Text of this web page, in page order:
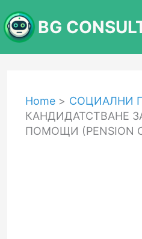
to
content
BG
Home
СОЦИАЛНИ
КАНДИДАТСТВАНЕ
ПОМОЩИ (PENSION